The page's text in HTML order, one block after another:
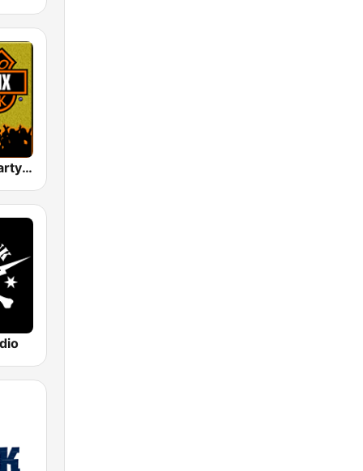
HD Radio - Party Mix